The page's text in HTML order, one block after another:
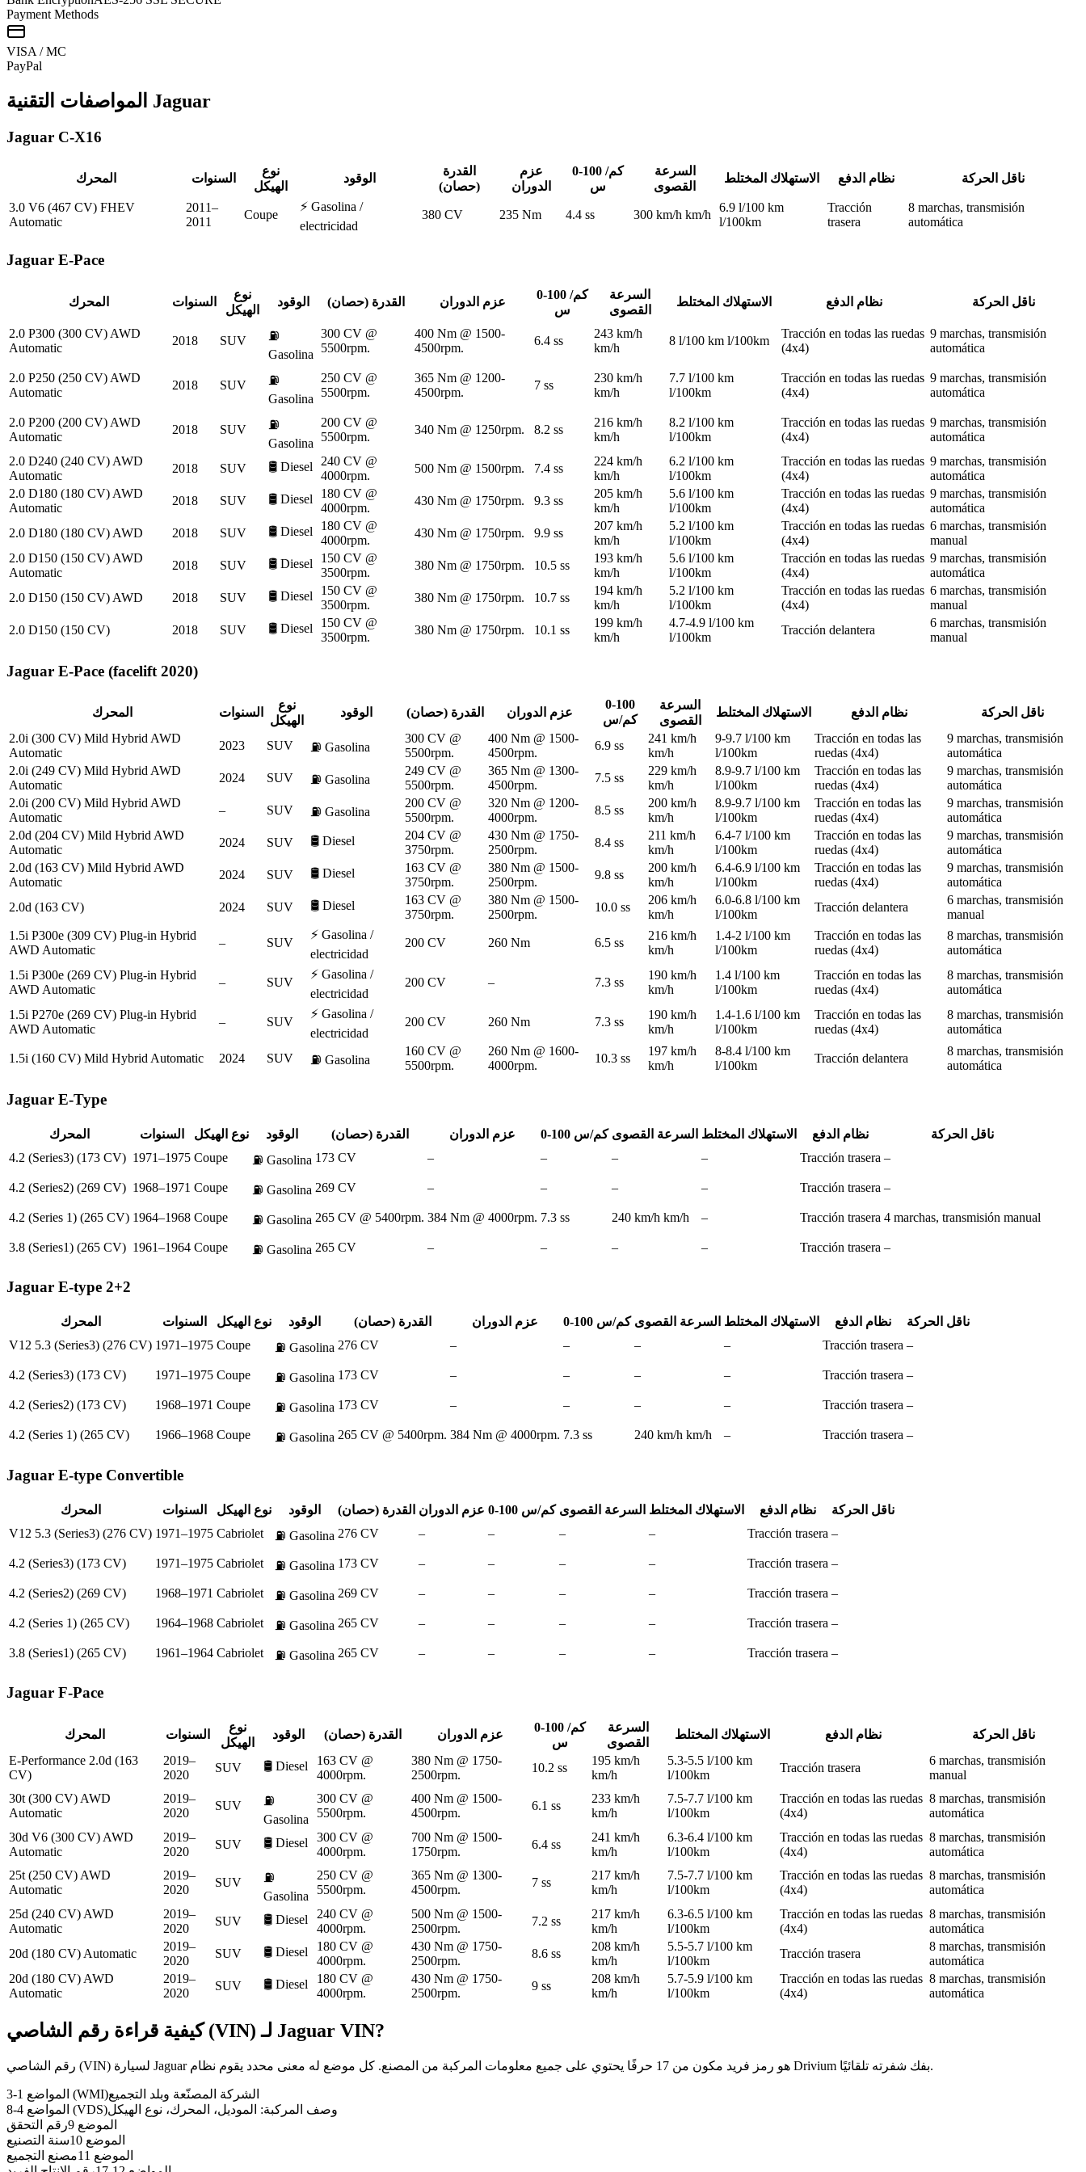
Payment Methods
VISA / MC
PayPal
المواصفات التقنية Jaguar
Jaguar C-X16
المحرك السنوات
نوع
الهيكل
الوقود
القدرة
(حصان)
عزم
الدوران
0-100 كم/
س
السرعة
القصوى
الاستهلاك المختلط نظام الدفع ناقل الحركة
3.0 V6 (467 CV) FHEV
Automatic
2011–
2011
Coupe
⚡ Gasolina /
electricidad
380 CV 235 Nm 4.4 ss 300 km/h km/h
6.9 l/100 km
l/100km
Tracción
trasera
8 marchas, transmisión
automática
Jaguar E-Pace
المحرك السنوات
نوع
الهيكل
الوقود القدرة (حصان) عزم الدوران
0-100 كم/
س
السرعة
القصوى
الاستهلاك المختلط نظام الدفع ناقل الحركة
2.0 P300 (300 CV) AWD
Automatic
2018 SUV
⛽
Gasolina
300 CV @
5500rpm.
400 Nm @ 1500-
4500rpm.
6.4 ss
243 km/h
km/h
8 l/100 km l/100km
Tracción en todas las ruedas
(4x4)
9 marchas, transmisión
automática
2.0 P250 (250 CV) AWD
Automatic
2018 SUV
⛽
Gasolina
250 CV @
5500rpm.
365 Nm @ 1200-
4500rpm.
7 ss
230 km/h
km/h
7.7 l/100 km
l/100km
Tracción en todas las ruedas
(4x4)
9 marchas, transmisión
automática
2.0 P200 (200 CV) AWD
Automatic
2018 SUV
⛽
Gasolina
200 CV @
5500rpm.
340 Nm @ 1250rpm. 8.2 ss
216 km/h
km/h
8.2 l/100 km
l/100km
Tracción en todas las ruedas
(4x4)
9 marchas, transmisión
automática
2.0 D240 (240 CV) AWD
Automatic
2018 SUV 🛢️ Diesel
240 CV @
4000rpm.
500 Nm @ 1500rpm. 7.4 ss
224 km/h
km/h
6.2 l/100 km
l/100km
Tracción en todas las ruedas
(4x4)
9 marchas, transmisión
automática
2.0 D180 (180 CV) AWD
Automatic
2018 SUV 🛢️ Diesel
180 CV @
4000rpm.
430 Nm @ 1750rpm. 9.3 ss
205 km/h
km/h
5.6 l/100 km
l/100km
Tracción en todas las ruedas
(4x4)
9 marchas, transmisión
automática
2.0 D180 (180 CV) AWD
2018 SUV 🛢️ Diesel
180 CV @
4000rpm.
430 Nm @ 1750rpm. 9.9 ss
207 km/h
km/h
5.2 l/100 km
l/100km
Tracción en todas las ruedas
(4x4)
6 marchas, transmisión
manual
2.0 D150 (150 CV) AWD
Automatic
2018 SUV 🛢️ Diesel
150 CV @
3500rpm.
380 Nm @ 1750rpm. 10.5 ss
193 km/h
km/h
5.6 l/100 km
l/100km
Tracción en todas las ruedas
(4x4)
9 marchas, transmisión
automática
2.0 D150 (150 CV) AWD
2018 SUV 🛢️ Diesel
150 CV @
3500rpm.
380 Nm @ 1750rpm. 10.7 ss
194 km/h
km/h
5.2 l/100 km
l/100km
Tracción en todas las ruedas
(4x4)
6 marchas, transmisión
manual
2.0 D150 (150 CV)
2018 SUV 🛢️ Diesel
150 CV @
3500rpm.
380 Nm @ 1750rpm. 10.1 ss
199 km/h
km/h
4.7-4.9 l/100 km
l/100km
Tracción delantera
6 marchas, transmisión
manual
Jaguar E-Pace (facelift 2020)
المحرك السنوات
نوع
الهيكل
الوقود القدرة (حصان) عزم الدوران
0-100
كم/س
السرعة
القصوى
الاستهلاك المختلط نظام الدفع
ناقل الحركة
2.0i (300 CV) Mild Hybrid AWD
Automatic
2023 SUV ⛽ Gasolina
300 CV @
5500rpm.
400 Nm @ 1500-
4500rpm.
6.9 ss
241 km/h
km/h
9-9.7 l/100 km
l/100km
Tracción en todas las
ruedas (4x4)
9 marchas, transmisión
automática
2.0i (249 CV) Mild Hybrid AWD
Automatic
2024 SUV ⛽ Gasolina
249 CV @
5500rpm.
365 Nm @ 1300-
4500rpm.
7.5 ss
229 km/h
km/h
8.9-9.7 l/100 km
l/100km
Tracción en todas las
ruedas (4x4)
9 marchas, transmisión
automática
2.0i (200 CV) Mild Hybrid AWD
Automatic
– SUV ⛽ Gasolina
200 CV @
5500rpm.
320 Nm @ 1200-
4000rpm.
8.5 ss
200 km/h
km/h
8.9-9.7 l/100 km
l/100km
Tracción en todas las
ruedas (4x4)
9 marchas, transmisión
automática
2.0d (204 CV) Mild Hybrid AWD
Automatic
2024 SUV 🛢️ Diesel
204 CV @
3750rpm.
430 Nm @ 1750-
2500rpm.
8.4 ss
211 km/h
km/h
6.4-7 l/100 km
l/100km
Tracción en todas las
ruedas (4x4)
9 marchas, transmisión
automática
2.0d (163 CV) Mild Hybrid AWD
Automatic
2024 SUV 🛢️ Diesel
163 CV @
3750rpm.
380 Nm @ 1500-
2500rpm.
9.8 ss
200 km/h
km/h
6.4-6.9 l/100 km
l/100km
Tracción en todas las
ruedas (4x4)
9 marchas, transmisión
automática
2.0d (163 CV)
2024 SUV 🛢️ Diesel
163 CV @
3750rpm.
380 Nm @ 1500-
2500rpm.
10.0 ss
206 km/h
km/h
6.0-6.8 l/100 km
l/100km
Tracción delantera
6 marchas, transmisión
manual
1.5i P300e (309 CV) Plug-in Hybrid
AWD Automatic
– SUV
⚡ Gasolina /
electricidad
200 CV 260 Nm 6.5 ss
216 km/h
km/h
1.4-2 l/100 km
l/100km
Tracción en todas las
ruedas (4x4)
8 marchas, transmisión
automática
1.5i P300e (269 CV) Plug-in Hybrid
AWD Automatic
– SUV
⚡ Gasolina /
electricidad
200 CV – 7.3 ss
190 km/h
km/h
1.4 l/100 km
l/100km
Tracción en todas las
ruedas (4x4)
8 marchas, transmisión
automática
1.5i P270e (269 CV) Plug-in Hybrid
AWD Automatic
– SUV
⚡ Gasolina /
electricidad
200 CV 260 Nm 7.3 ss
190 km/h
km/h
1.4-1.6 l/100 km
l/100km
Tracción en todas las
ruedas (4x4)
8 marchas, transmisión
automática
1.5i (160 CV) Mild Hybrid Automatic 2024 SUV ⛽ Gasolina
160 CV @
5500rpm.
260 Nm @ 1600-
4000rpm.
10.3 ss
197 km/h
km/h
8-8.4 l/100 km
l/100km
Tracción delantera
8 marchas, transmisión
automática
Jaguar E-Type
المحرك السنوات نوع الهيكل الوقود القدرة (حصان) عزم الدوران 0-100 كم/س السرعة القصوى الاستهلاك المختلط نظام الدفع
ناقل الحركة
4.2 (Series3) (173 CV) 1971–1975 Coupe ⛽ Gasolina 173 CV – – – – Tracción trasera –
4.2 (Series2) (269 CV) 1968–1971 Coupe ⛽ Gasolina 269 CV – – – – Tracción trasera –
4.2 (Series 1) (265 CV) 1964–1968 Coupe ⛽ Gasolina 265 CV @ 5400rpm. 384 Nm @ 4000rpm. 7.3 ss 240 km/h km/h – Tracción trasera 4 marchas, transmisión manual
3.8 (Series1) (265 CV) 1961–1964 Coupe ⛽ Gasolina 265 CV – – – – Tracción trasera –
Jaguar E-type 2+2
المحرك السنوات نوع الهيكل الوقود القدرة (حصان) عزم الدوران 0-100 كم/س السرعة القصوى الاستهلاك المختلط نظام الدفع
ناقل الحركة
V12 5.3 (Series3) (276 CV) 1971–1975 Coupe ⛽ Gasolina 276 CV – – – – Tracción trasera –
4.2 (Series3) (173 CV) 1971–1975 Coupe ⛽ Gasolina 173 CV – – – – Tracción trasera –
4.2 (Series2) (173 CV) 1968–1971 Coupe ⛽ Gasolina 173 CV – – – – Tracción trasera –
4.2 (Series 1) (265 CV) 1966–1968 Coupe ⛽ Gasolina 265 CV @ 5400rpm. 384 Nm @ 4000rpm. 7.3 ss 240 km/h km/h – Tracción trasera –
Jaguar E-type Convertible
المحرك السنوات نوع الهيكل الوقود القدرة (حصان) عزم الدوران 0-100 كم/س السرعة القصوى الاستهلاك المختلط نظام الدفع
ناقل الحركة
V12 5.3 (Series3) (276 CV) 1971–1975 Cabriolet ⛽ Gasolina 276 CV – – – – Tracción trasera –
4.2 (Series3) (173 CV) 1971–1975 Cabriolet ⛽ Gasolina 173 CV – – – – Tracción trasera –
4.2 (Series2) (269 CV) 1968–1971 Cabriolet ⛽ Gasolina 269 CV – – – – Tracción trasera –
4.2 (Series 1) (265 CV) 1964–1968 Cabriolet ⛽ Gasolina 265 CV – – – – Tracción trasera –
3.8 (Series1) (265 CV) 1961–1964 Cabriolet ⛽ Gasolina 265 CV – – – – Tracción trasera –
Jaguar F-Pace
المحرك السنوات
نوع
الهيكل
الوقود القدرة (حصان) عزم الدوران
0-100 كم/
س
السرعة
القصوى
الاستهلاك المختلط نظام الدفع
ناقل الحركة
E-Performance 2.0d (163
CV)
2019–
2020
SUV 🛢️ Diesel
163 CV @
4000rpm.
380 Nm @ 1750-
2500rpm.
10.2 ss
195 km/h
km/h
5.3-5.5 l/100 km
l/100km
Tracción trasera
6 marchas, transmisión
manual
30t (300 CV) AWD
Automatic
2019–
2020
SUV
⛽
Gasolina
300 CV @
5500rpm.
400 Nm @ 1500-
4500rpm.
6.1 ss
233 km/h
km/h
7.5-7.7 l/100 km
l/100km
Tracción en todas las ruedas
(4x4)
8 marchas, transmisión
automática
30d V6 (300 CV) AWD
Automatic
2019–
2020
SUV 🛢️ Diesel
300 CV @
4000rpm.
700 Nm @ 1500-
1750rpm.
6.4 ss
241 km/h
km/h
6.3-6.4 l/100 km
l/100km
Tracción en todas las ruedas
(4x4)
8 marchas, transmisión
automática
25t (250 CV) AWD
Automatic
2019–
2020
SUV
⛽
Gasolina
250 CV @
5500rpm.
365 Nm @ 1300-
4500rpm.
7 ss
217 km/h
km/h
7.5-7.7 l/100 km
l/100km
Tracción en todas las ruedas
(4x4)
8 marchas, transmisión
automática
25d (240 CV) AWD
Automatic
2019–
2020
SUV 🛢️ Diesel
240 CV @
4000rpm.
500 Nm @ 1500-
2500rpm.
7.2 ss
217 km/h
km/h
6.3-6.5 l/100 km
l/100km
Tracción en todas las ruedas
(4x4)
8 marchas, transmisión
automática
20d (180 CV) Automatic
2019–
2020
SUV 🛢️ Diesel
180 CV @
4000rpm.
430 Nm @ 1750-
2500rpm.
8.6 ss
208 km/h
km/h
5.5-5.7 l/100 km
l/100km
Tracción trasera
8 marchas, transmisión
automática
20d (180 CV) AWD
Automatic
2019–
2020
SUV 🛢️ Diesel
180 CV @
4000rpm.
430 Nm @ 1750-
2500rpm.
9 ss
208 km/h
km/h
5.7-5.9 l/100 km
l/100km
Tracción en todas las ruedas
(4x4)
8 marchas, transmisión
automática
كيفية قراءة رقم الشاصي (VIN) لـ Jaguar VIN?
رقم الشاصي (VIN) لسيارة Jaguar هو رمز فريد مكون من 17 حرفًا يحتوي على جميع معلومات المركبة من المصنع. كل موضع له معنى محدد يقوم نظام Drivium بفك شفرته تلقائيًا.
المواضع 1-3 (WMI)الشركة المصنّعة وبلد التجميع
المواضع 4-8 (VDS)وصف المركبة: الموديل، المحرك، نوع الهيكل
الموضع 9
رقم التحقق
الموضع 10
سنة التصنيع
الموضع 11
مصنع التجميع